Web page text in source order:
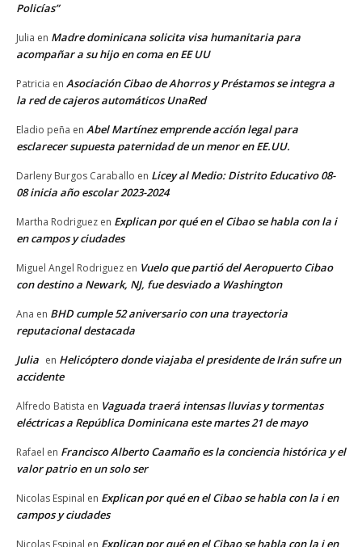
Policías”
Julia en Madre dominicana solicita visa humanitaria para
acompañar a su hijo en coma en EE UU
Patricia en Asociación Cibao de Ahorros y Préstamos se integra a
la red de cajeros automáticos UnaRed
Eladio peña en Abel Martínez emprende acción legal para
esclarecer supuesta paternidad de un menor en EE.UU.
Darleny Burgos Caraballo en Licey al Medio: Distrito Educativo 08-
08 inicia año escolar 2023-2024
Martha Rodriguez en Explican por qué en el Cibao se habla con la i
en campos y ciudades
Miguel Angel Rodriguez en Vuelo que partió del Aeropuerto Cibao
con destino a Newark, NJ, fue desviado a Washington
Ana en BHD cumple 52 aniversario con una trayectoria
reputacional destacada
Julia en Helicóptero donde viajaba el presidente de Irán sufre un
accidente
Alfredo Batista en Vaguada traerá intensas lluvias y tormentas
eléctricas a República Dominicana este martes 21 de mayo
Rafael en Francisco Alberto Caamaño es la conciencia histórica y el
valor patrio en un solo ser
Nicolas Espinal en Explican por qué en el Cibao se habla con la i en
campos y ciudades
Explican por qué en el Cibao se habla con la i en